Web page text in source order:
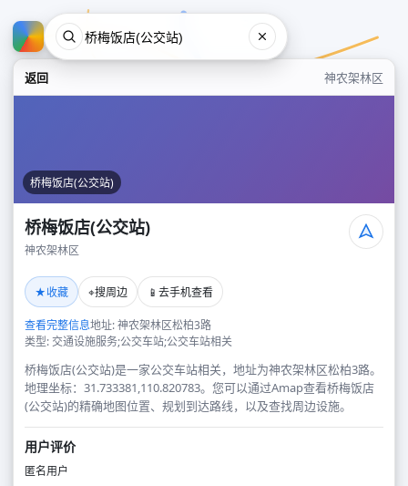
返回 神农架林区
桥梅饭店(公交站)
桥梅饭店(公交站)
神农架林区
★收藏 ⌖搜周边 📱 去手机查看
查看完整信息地址: 神农架林区松柏3路
类型: 交通设施服务;公交车站;公交车站相关
桥梅饭店(公交站)是一家公交车站相关，地址为神农架林区松柏3路。
地理坐标：31.733381,110.820783。您可以通过Amap查看桥梅饭店
(公交站)的精确地图位置、规划到达路线，以及查找周边设施。
用户评价
匿名用户